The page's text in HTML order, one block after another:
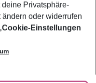
Privatsphäre-
oder widerrufen
Einstellungen